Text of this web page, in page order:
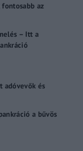
az
– Itt a
adóvevők és
a bűvös